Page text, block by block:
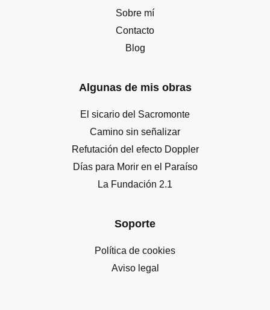
Sobre mí
Contacto
Blog
Algunas de mis obras
El sicario del Sacromonte
Camino sin señalizar
Refutación del efecto Doppler
Días para Morir en el Paraíso
La Fundación 2.1
Soporte
Política de cookies
Aviso legal